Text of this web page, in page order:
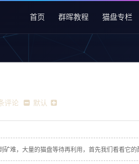
首页 群晖教程 猫盘专栏
评论 默认
难，大量的猫盘等待再利用，首先我们看看它